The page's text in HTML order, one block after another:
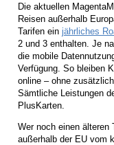
Die aktuellen
Reisen außerhalb
Tarifen ein jährliches
2 und 3 enthalten. Je
die mobile
Verfügung. So bleiben
online – ohne
Sämtliche Leistungen
PlusKarten.
Wer noch einen älteren
außerhalb der EU vom